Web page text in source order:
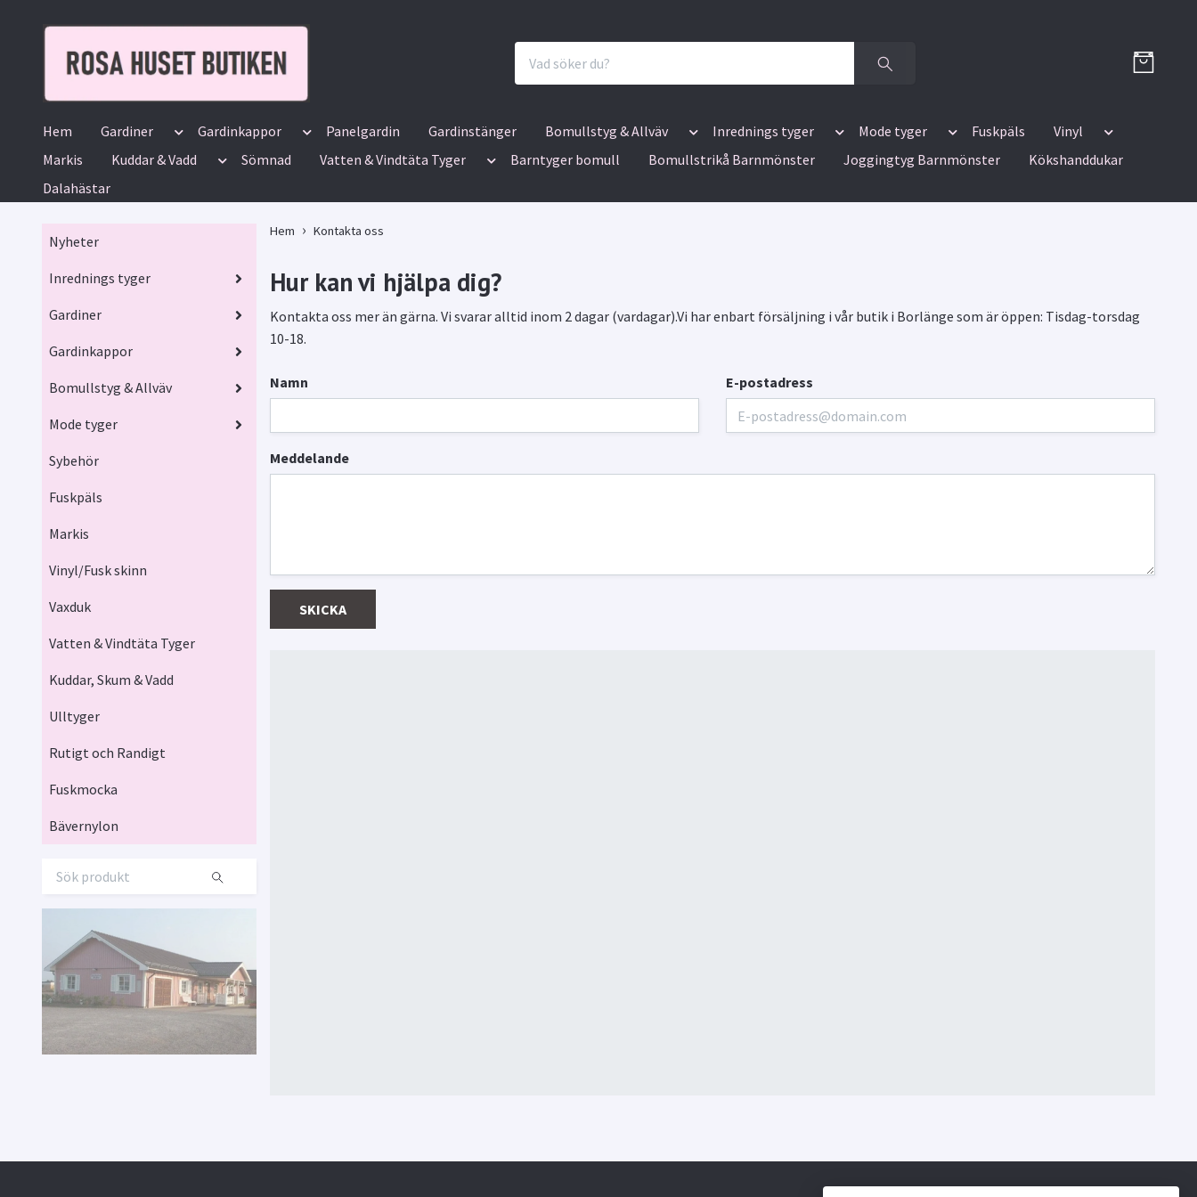
Hem Gardiner Gardinkappor Panelgardin Gardinstänger Bomullstyg & Allväv Inrednings tyger Mode tyger Fuskpäls
Vinyl
Markis
Kuddar & Vadd Sömnad Vatten & Vindtäta Tyger Barntyger bomull Bomullstrikå Barnmönster Joggingtyg Barnmönster
Kökshanddukar
Dalahästar
Nyheter
Inrednings tyger
Gardiner
Gardinkappor
Bomullstyg & Allväv
Mode tyger
Sybehör
Fuskpäls
Markis
Vinyl/Fusk skinn
Vaxduk
Vatten & Vindtäta Tyger
Kuddar, Skum & Vadd
Ulltyger
Rutigt och Randigt
Fuskmocka
Bävernylon
Hem Kontakta oss
Hur kan vi hjälpa dig?
Kontakta oss mer än gärna. Vi svarar alltid inom 2 dagar (vardagar).Vi har enbart försäljning i vår butik i Borlänge som är öppen: Tisdag-torsdag
10-18.
Namn E-postadress
Meddelande
SKICKA